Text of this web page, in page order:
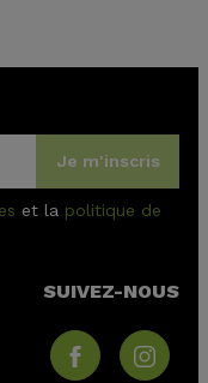
Je m'inscris
et la politique de
SUIVEZ-NOUS